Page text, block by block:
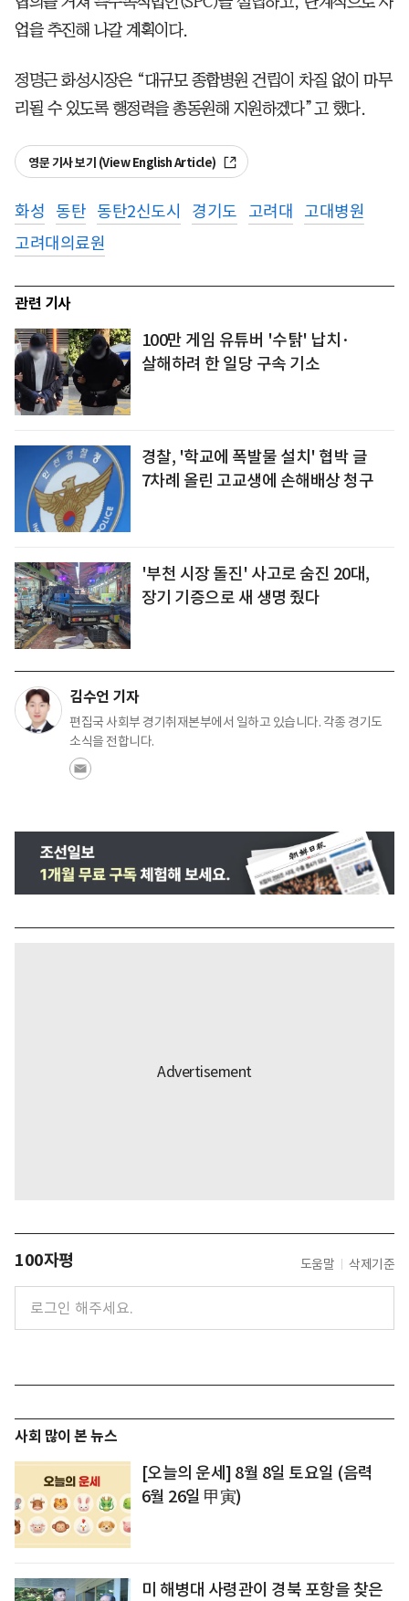
업을 추진해 나갈 계획이다.
정명근 화성시장은 “대규모 종합병원 건립이 차질 없이 마무
리될 수 있도록 행정력을 총동원해 지원하겠다”고 했다.
영문 기사 보기 (View English Article)
화성 동탄 동탄2신도시 경기도 고려대
고대병원
고려대의료원
관련 기사
100만 게임 유튜버 '수탉' 납치·
살해하려 한 일당 구속 기소
경찰, '학교에 폭발물 설치' 협박 글
7차례 올린 고교생에 손해배상 청구
'부천 시장 돌진' 사고로 숨진 20대,
장기 기증으로 새 생명 줬다
김수언 기자
편집국 사회부 경기취재본부에서 일하고 있습니다. 각종 경기도
소식을 전합니다.
100자평 도움말 삭제기준
사회 많이 본 뉴스
[오늘의 운세] 8월 8일 토요일 (음력
6월 26일 甲寅)
미 해병대 사령관이 경북 포항을 찾은